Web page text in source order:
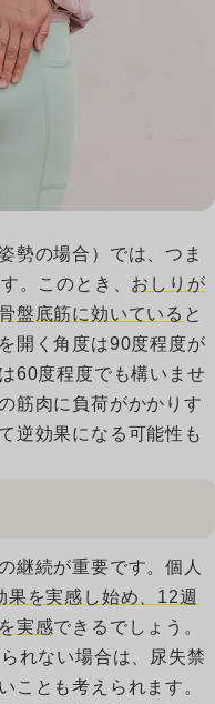
勢の場合）では、つま
。このとき、 おしりが
盤底筋に効いている と
開く角度は90度程度が
60度程度でも構いませ
筋肉に負荷がかかりす
逆効果になる可能性も
継続が重要です。個人
果を実感し始め、12週
実感できるでしょう。
れない場合は、尿失禁
ことも考えられます。